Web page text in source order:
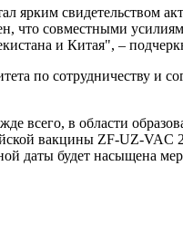
ярким свидетельством
что совместными
и Китая", –
по сотрудничеству и
всего, в области
вакцины ZF-UZ-VAC
даты будет насыщена